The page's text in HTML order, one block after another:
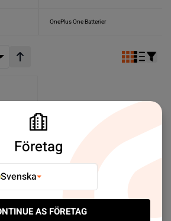
OnePlus One Batterier
Stigande ordning
Företag
Svenska
AS FÖRETAG